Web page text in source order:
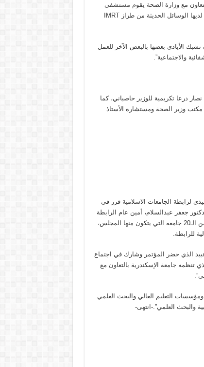
مع وزارة الصحة يقوم مستشفى
“أوتيل ديو دو فرانس” بتوقيع اتفاقات مع مستشفيات المنطقة التي ليست لديها الوسائل الحديثة من طراز IMRT
الأيادي بعضها بالبعض الآخر للعمل
والاجتماعية”.
درعا تكريمية للوزير حاصباني، كما
وزير الصحة ومستشاره الأستاذ
لرابطة الجامعات الاسلامية قرر في
جعفر عبدالسلام، أمين عام الرابطة
ضم الجامعة الاسلامية في لبنان إلى عضوية المجلس التنفيذي للرابطة ضمن الـ20 جامعة التي يتكون منها المجلس،
للرابطة.
الذي حضر المؤتمر وشارك في اجتماع
تنظمه جامعة الإسكندرية بالتعاون مع
رابطة الجامعات الإسلامية تضم في عضويتها 200 جامعة ومؤسسات التعليم العالي والبحث العلمي
والبحث العلمي”.-انتهى-